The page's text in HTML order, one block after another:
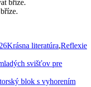
Krásna literatúra,Reflexie
svišťov pre
blok s vyhorením